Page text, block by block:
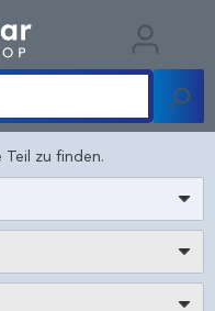
zu finden.